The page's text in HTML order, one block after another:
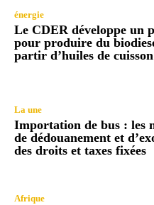
énergie
Le CDER développe un
pour produire du
partir d’huiles de cuisson
La une
Importation de bus : les
de dédouanement et
des droits et taxes fixées
Afrique